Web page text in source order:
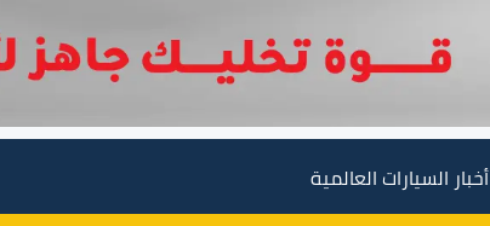
أخبار السيارات العالمية